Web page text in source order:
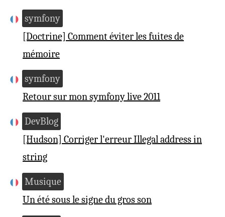
symfony
[Doctrine] Comment éviter les fuites de
mémoire
symfony
Retour sur mon symfony live 2011
DevBlog
[Hudson] Corriger l'erreur Illegal address in
string
Musique
Un été sous le signe du gros son